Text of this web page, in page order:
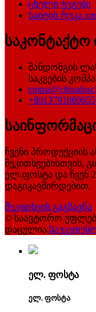
ცხელი ტეგები
საიტის
საკონტაქტო
შანდონგის
საკვების
+8613791869655
ჩვენი პროდუქციის
შეკითხვებისთვის,
ელ.ფოსტა და ჩვენ
დაგიკავშირდებით.
შეკითხვის გაგზავნა
© საავტორო
დაცულია.
ელ. ფოსტა
ელ. ფოსტა